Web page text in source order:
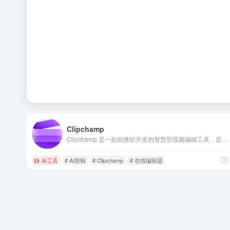
Clipchamp
AI工具 # AI剪辑 # Clipchamp # 在线编辑器